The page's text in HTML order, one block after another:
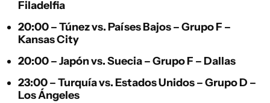
Filadelfia
20:00 –Túnezvs. Países Bajos– Grupo F –
Kansas City
20:00 –Japónvs.Suecia– Grupo F – Dallas
23:00 –Turquíavs. Estados Unidos– Grupo D –
Los Ángeles